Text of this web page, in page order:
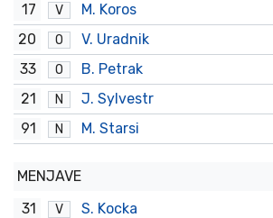
17 V M. Koros
20 O V. Uradnik
33 O B. Petrak
21 N J. Sylvestr
91 N M. Starsi
MENJAVE
31
V
S. Kocka